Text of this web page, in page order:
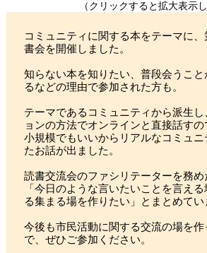
（クリックすると拡大表示し
コミュニティに関する本をテーマに
書会を開催しました。
知らない本を知りたい、普段会うこと
るなどの理由で参加された方も。
テーマであるコミュニティから派生
ョンの方法でオンラインと直接話すの
小規模でもいいからリアルなコミュ
たお話が出ました。
読書交流会のファシリテーターを務
「今日のような言いたいことを言え
る集まる場を作りたい」とまとめてい
今後も市民活動に関する交流の場を
で、ぜひご参加ください。